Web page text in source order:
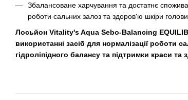
Збалансоване харчування та достатнє
роботи сальних залоз та здоров'ю шкіри
Лосьйон Vitality's Aqua Sebo-Balancing
використанні засіб для нормалізації роботи
гідроліпідного балансу та підтримки краси